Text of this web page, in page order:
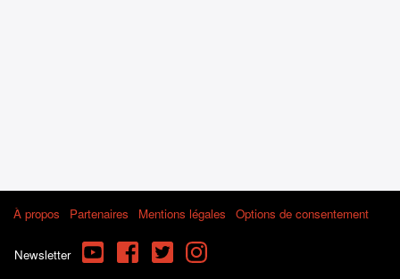
À propos Partenaires Mentions légales Options de consentement
Newsletter YouTube FacebookTwitterInstagram